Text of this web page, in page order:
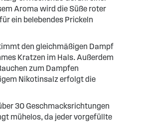
Aroma wird die Süße roter
ein belebendes Prickeln
den gleichmäßigen Dampf
Kratzen im Hals. Außerdem
zum Dampfen
Nikotinsalz erfolgt die
30 Geschmacksrichtungen
mühelos, da jeder vorgefüllte